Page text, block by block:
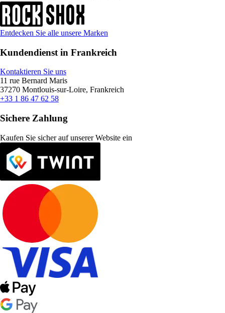
Entdecken Sie alle unsere Marken
Kundendienst in Frankreich
Kontaktieren Sie uns
11 rue Bernard Maris
37270 Montlouis-sur-Loire, Frankreich
+33 1 86 47 62 58
Sichere Zahlung
Kaufen Sie sicher auf unserer Website ein